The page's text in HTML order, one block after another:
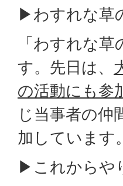
▶わすれな草
「わすれな
す。先日は、
の活動にも参
じ当事者の仲
加しています
▶これからや